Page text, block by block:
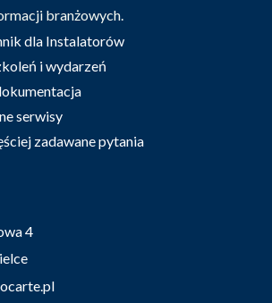
branżowych.
dla Instalatorów
i wydarzeń
serwisy
zadawane pytania
4